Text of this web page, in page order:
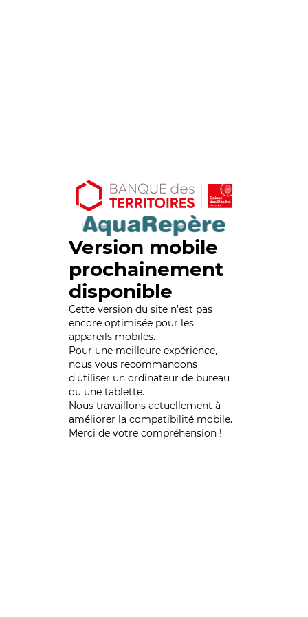
Version mobile
prochainement
disponible
Cette version du site n’est pas
encore optimisée pour les
appareils mobiles.
Pour une meilleure expérience,
nous vous recommandons
d'utiliser un ordinateur de bureau
ou une tablette.
Nous travaillons actuellement à
améliorer la compatibilité mobile.
Merci de votre compréhension !